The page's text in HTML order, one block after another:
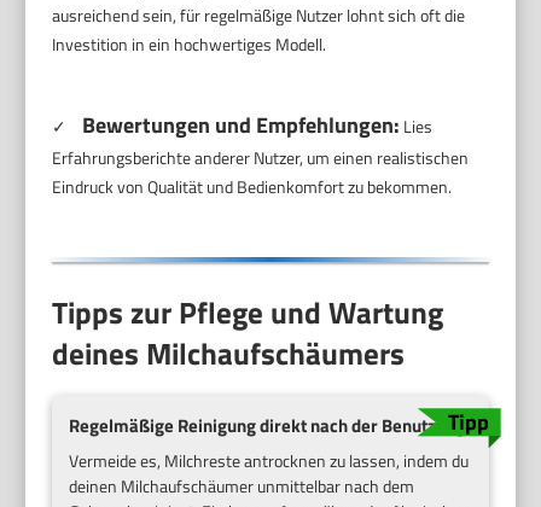
ausreichend sein, für regelmäßige Nutzer lohnt sich oft die
Investition in ein hochwertiges Modell.
✓ Bewertungen und Empfehlungen: Lies
Erfahrungsberichte anderer Nutzer, um einen realistischen
Eindruck von Qualität und Bedienkomfort zu bekommen.
Tipps zur Pflege und Wartung
deines Milchaufschäumers
Regelmäßige Reinigung direkt nach der Benutzung
Vermeide es, Milchreste antrocknen zu lassen, indem du
deinen Milchaufschäumer unmittelbar nach dem